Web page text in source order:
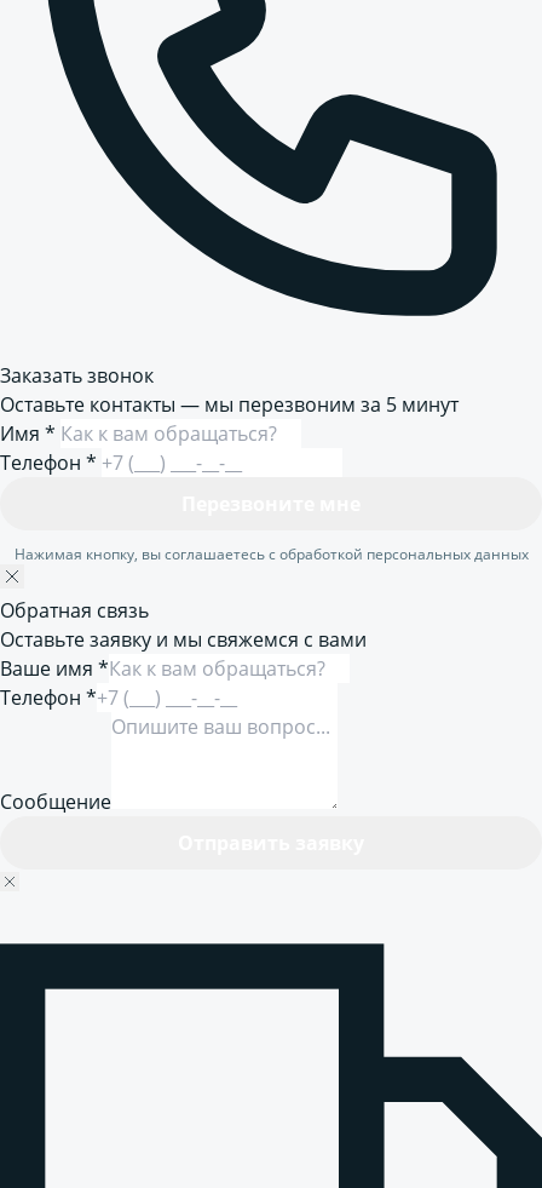
Заказать звонок
Оставьте контакты — мы перезвоним за 5 минут
Имя *
Телефон *
Нажимая кнопку, вы соглашаетесь с обработкой персональных данных
Обратная связь
Оставьте заявку и мы свяжемся с вами
Ваше имя *
Телефон *
Сообщение